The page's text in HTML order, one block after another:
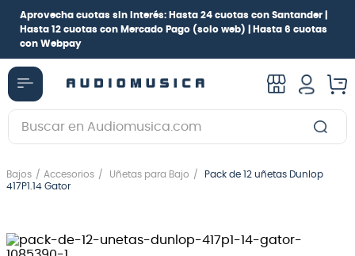
Aprovecha cuotas sin interés: Hasta 24 cuotas con Santander |
Hasta 12 cuotas con Mercado Pago (solo web) |
Hasta 6 cuotas
con Webpay
Buscar en Audiomusica.com
Bajos Accesorios Uñetas para Bajo
Pack de 12 uñetas Dunlop
417P1.14 Gator
1
guitarra electrica
3.
guitarra electroacústica